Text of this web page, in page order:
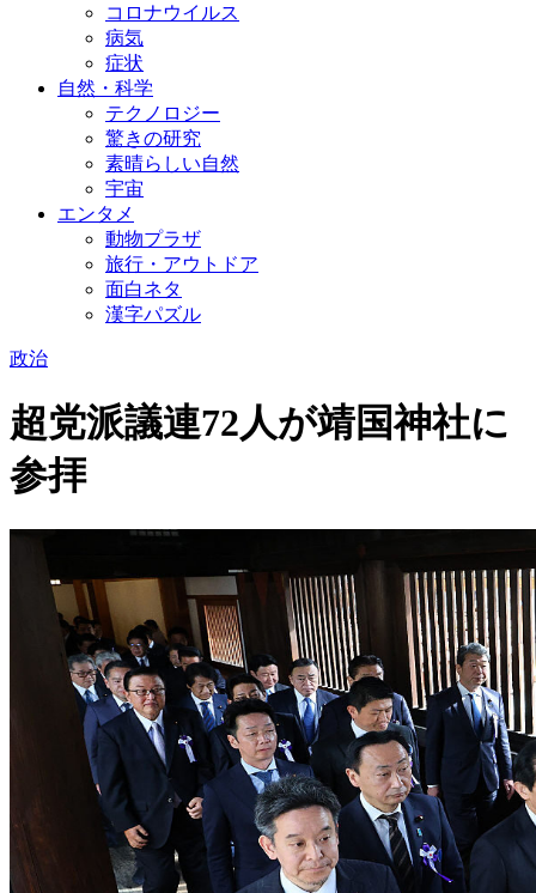
コロナウイルス
病気
症状
自然・科学
テクノロジー
驚きの研究
素晴らしい自然
宇宙
エンタメ
動物プラザ
旅行・アウトドア
面白ネタ
漢字パズル
政治
超党派議連72人が靖国神社に
参拝